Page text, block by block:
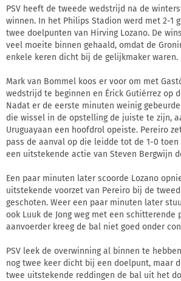
PSV heeft de tweede wedstrijd na de
winnen. In het Philips Stadion werd met 2-1
twee doelpunten van Hirving Lozano. De
veel moeite binnen gehaald, omdat de
enkele keren dicht bij de gelijkmaker waren.
Mark van Bommel koos er voor om met
wedstrijd te beginnen en Érick Gutiérrez op
Nadat er de eerste minuten weinig
die wissel in de opstelling de juiste te zijn,
Uruguayaan een hoofdrol opeiste. Pereiro
pass de aanval op die leidde tot de 1-0 toen
een uitstekende actie van Steven Bergwijn
Een paar minuten later scoorde Lozano
uitstekende voorzet van Pereiro bij de
geschoten. Weer een paar minuten later
ook Luuk de Jong weg met een schitterende
aanvoerder kreeg de bal niet goed onder
PSV leek de overwinning al binnen te
nog twee keer dicht bij een doelpunt, maar
twee uitstekende reddingen de bal uit het